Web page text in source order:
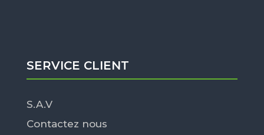
SERVICE CLIENT
S.A.V
Contactez nous